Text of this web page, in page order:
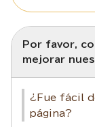
Por favor,
mejorar
¿Fue fácil
página?